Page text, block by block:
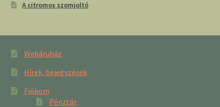
A citromos szomjoltó
Webáruház
Hírek, bejegyzések
Fiókom
Pénztár